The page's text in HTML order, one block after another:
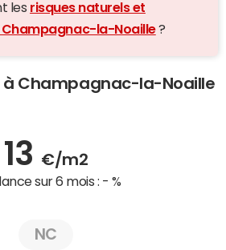
les risques naturels et
la-Noaille?
à Champagnac-la-Noaille
13 €/m2
sur 6 mois : - %
NC